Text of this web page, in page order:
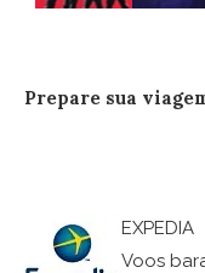
Prepare sua
EXPEDIA
Voos